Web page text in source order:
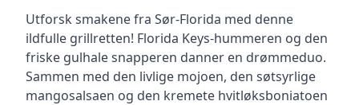
Utforsk smakene fra Sør-Florida med denne
ildfulle grillretten! Florida Keys-hummeren og den
friske gulhale snapperen danner en drømmeduo.
Sammen med den livlige mojoen, den søtsyrlige
mangosalsaen og den kremete hvitløksboniatoen